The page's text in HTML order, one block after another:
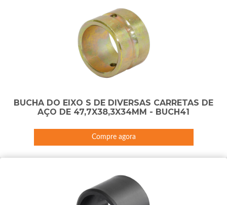
BUCHA DO EIXO S DE DIVERSAS CARRETAS DE
AÇO DE 47,7X38,3X34MM - BUCH41
Compre agora